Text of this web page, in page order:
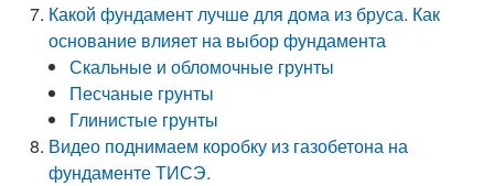
Какой фундамент лучше для дома из бруса. Как
основание влияет на выбор фундамента
Скальные и обломочные грунты
Песчаные грунты
Глинистые грунты
Видео поднимаем коробку из газобетона на
фундаменте ТИСЭ.